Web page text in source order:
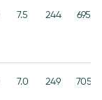
7.5 244 695
7.0 249 705